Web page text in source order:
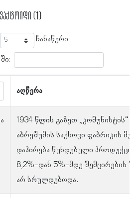
(1)
ჩანაწერი
აღწერა
1934 წლის გაზეთ „კომუნისტის“
აბრეშუმის საქსოვი ფაბრიკის
დაპირება წუნდებული
8,2%-დან 5%-მდე შემცირების
არ სრულდებოდა.